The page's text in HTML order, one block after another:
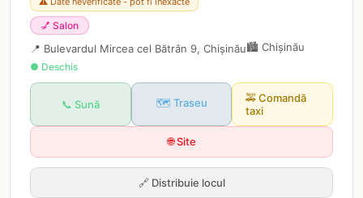
💅 Salon
📍 Bulevardul Mircea cel Bătrân 9, Chișinău🏙️ Chișinău
● Deschis
📞 Sună 🗺️ Traseu 🚕Comandă
taxi
🌐 Site
🔗 Distribuie locul